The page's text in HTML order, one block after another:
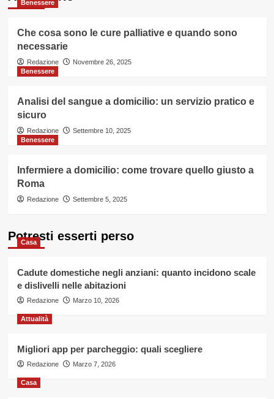
Benessere
Che cosa sono le cure palliative e quando sono
necessarie
Redazione
Novembre 26, 2025
Benessere
Analisi del sangue a domicilio: un servizio pratico e
sicuro
Redazione
Settembre 10, 2025
Benessere
Infermiere a domicilio: come trovare quello giusto a
Roma
Redazione Settembre 5, 2025
Potresti esserti perso
Casa
Cadute domestiche negli anziani: quanto incidono scale
e dislivelli nelle abitazioni
Redazione Marzo 10, 2026
Attualità
Migliori app per parcheggio: quali scegliere
Redazione Marzo 7, 2026
Casa